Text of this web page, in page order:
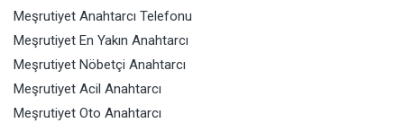
Meşrutiyet Anahtarcı Telefonu
Meşrutiyet En Yakın Anahtarcı
Meşrutiyet Nöbetçi Anahtarcı
Meşrutiyet Acil Anahtarcı
Meşrutiyet Oto Anahtarcı